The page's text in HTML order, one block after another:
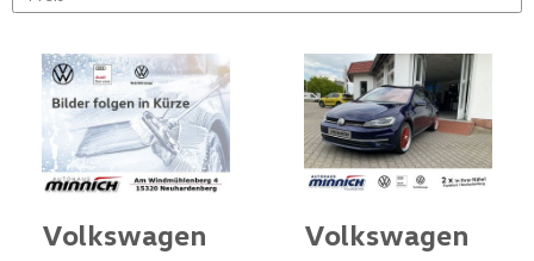
Volkswagen
Volkswagen